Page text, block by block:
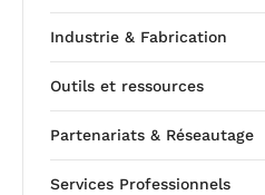
Industrie & Fabrication
Outils et ressources
Partenariats & Réseautage
Services Professionnels